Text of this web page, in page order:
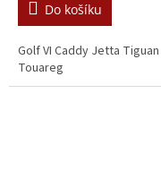
Do košíku
Golf VI Caddy Jetta Tiguan
Touareg